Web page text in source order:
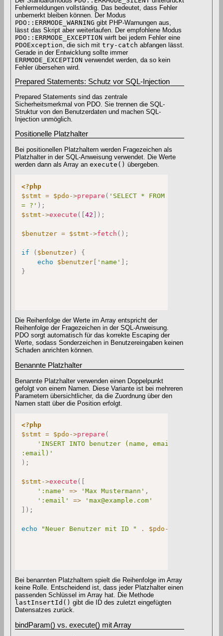
Fehlermeldungen vollständig. Das bedeutet, dass Fehler
unbemerkt bleiben können. Der Modus
PDO::ERRMODE_WARNING gibt PHP-Warnungen aus,
lässt das Skript aber weiterlaufen. Der empfohlene Modus
PDO::ERRMODE_EXCEPTION wirft bei jedem Fehler eine
PDOException , die sich mit try-catch abfangen lässt.
Gerade in der Entwicklung sollte immer
ERRMODE_EXCEPTION verwendet werden, da so kein
Fehler übersehen wird.
Prepared Statements: Schutz vor SQL-Injection
Prepared Statements sind das zentrale
Sicherheitsmerkmal von PDO. Sie trennen die SQL-
Struktur von den Benutzerdaten und machen SQL-
Injection unmöglich.
Positionelle Platzhalter
Bei positionellen Platzhaltern werden Fragezeichen als
Platzhalter in der SQL-Anweisung verwendet. Die Werte
werden dann als Array an execute() übergeben.
<?php
$stmt
= $pdo ->prepare ( 'SELECT * FROM benutzer
= ?' ) ;
$stmt ->execute ( [42 ] ) ;
$benutzer = $stmt ->fetch ( ) ;
if ( $benutzer)
{
echo
$benutzer [ 'name' ] ;
}
Die Reihenfolge der Werte im Array entspricht der
Reihenfolge der Fragezeichen in der SQL-Anweisung.
PDO sorgt automatisch für das korrekte Escaping der
Werte, sodass Sonderzeichen in Benutzereingaben keinen
Schaden anrichten können.
Benannte Platzhalter
Benannte Platzhalter verwenden einen Doppelpunkt
gefolgt von einem Namen. Diese Variante ist bei mehreren
Parametern übersichtlicher, da die Zuordnung über den
Namen statt über die Position erfolgt.
<?php
$stmt
= $pdo ->prepare (
'INSERT INTO benutzer (name, email) VALUES
:email)'
) ;
$stmt ->execute (
':name'
=> 'Max Mustermann' ,
':email'
=>
'max@example.com'
) ;
echo "Neuer Benutzer mit ID " . $pdo ->
Bei benannten Platzhaltern spielt die Reihenfolge im Array
keine Rolle. Entscheidend ist, dass jeder Platzhalter einen
passenden Schlüssel im Array hat. Die Methode
lastInsertId() gibt die ID des zuletzt eingefügten
Datensatzes zurück.
bindParam() vs. execute() mit Array